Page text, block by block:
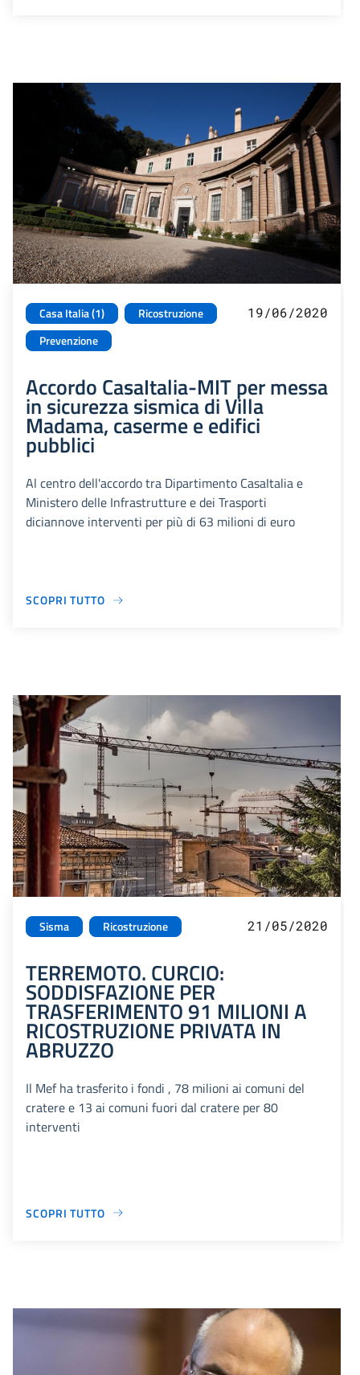
Casa Italia (1)
Ricostruzione
Prevenzione
19/06/2020
Accordo CasaItalia-MIT per messa
in sicurezza sismica di Villa
Madama, caserme e edifici
pubblici
Al centro dell'accordo tra Dipartimento CasaItalia e
Ministero delle Infrastrutture e dei Trasporti
diciannove interventi per più di 63 milioni di euro
SCOPRI TUTTO
Sisma Ricostruzione 21/05/2020
TERREMOTO. CURCIO:
SODDISFAZIONE PER
TRASFERIMENTO 91 MILIONI A
RICOSTRUZIONE PRIVATA IN
ABRUZZO
Il Mef ha trasferito i fondi , 78 milioni ai comuni del
cratere e 13 ai comuni fuori dal cratere per 80
interventi
SCOPRI TUTTO